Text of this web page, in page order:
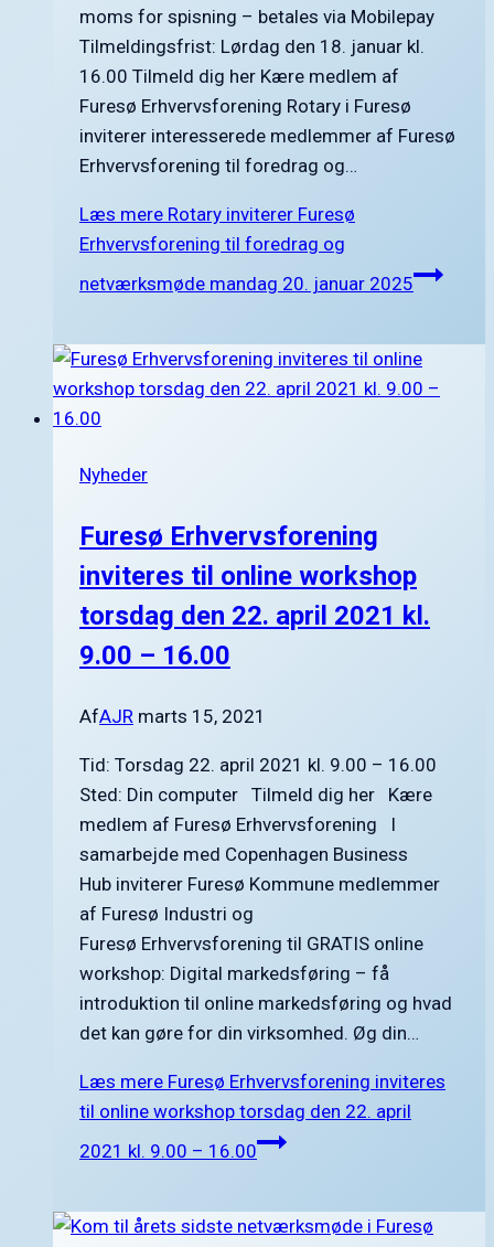
moms for spisning – betales via Mobilepay
Tilmeldingsfrist: Lørdag den 18. januar kl.
16.00 Tilmeld dig her Kære medlem af
Furesø Erhvervsforening Rotary i Furesø
inviterer interesserede medlemmer af Furesø
Erhvervsforening til foredrag og…
Læs mere Rotary inviterer Furesø
Erhvervsforening til foredrag og
netværksmøde mandag 20. januar 2025
Nyheder
Furesø Erhvervsforening
inviteres til online workshop
torsdag den 22. april 2021 kl.
9.00 – 16.00
AfAJR marts 15, 2021
Tid: Torsdag 22. april 2021 kl. 9.00 – 16.00
Sted: Din computer Tilmeld dig her Kære
medlem af Furesø Erhvervsforening I
samarbejde med Copenhagen Business
Hub inviterer Furesø Kommune medlemmer
af Furesø Industri og
Furesø Erhvervsforening til GRATIS online
workshop: Digital markedsføring – få
introduktion til online markedsføring og hvad
det kan gøre for din virksomhed. Øg din…
Læs mere Furesø Erhvervsforening inviteres
til online workshop torsdag den 22. april
2021 kl. 9.00 – 16.00